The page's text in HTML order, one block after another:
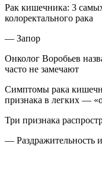
Рак кишечника: 3
колоректального рака
— Запор
Онколог Воробьев
часто не замечают
Симптомы рака
признака в легких —
Три признака
— Раздражительность